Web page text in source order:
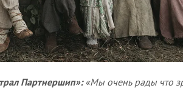
Партнершип»:«Мы очень рады что